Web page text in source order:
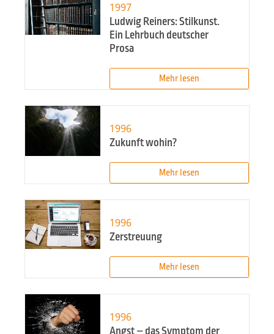
1997
Ludwig Reiners: Stilkunst.
Ein Lehrbuch deutscher
Prosa
Mehr lesen
1996
Zukunft wohin?
Mehr lesen
1996
Zerstreuung
Mehr lesen
1996